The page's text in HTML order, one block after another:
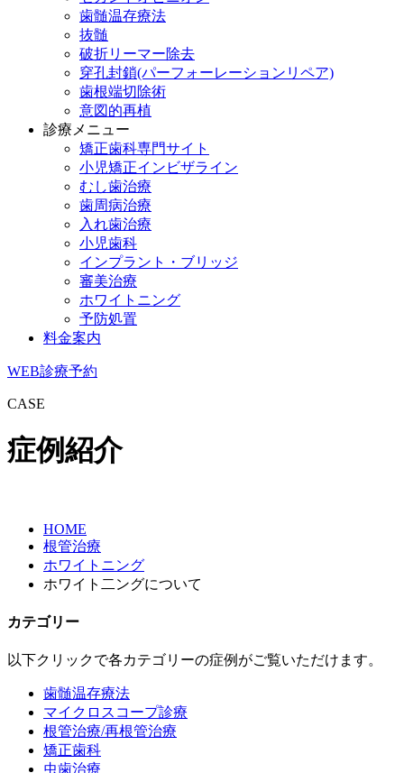
歯髄温存療法
抜髄
破折リーマー除去
穿孔封鎖(パーフォーレーションリペア)
歯根端切除術
意図的再植
診療メニュー
矯正歯科専門サイト
小児矯正インビザライン
むし歯治療
歯周病治療
入れ歯治療
小児歯科
インプラント・ブリッジ
審美治療
ホワイトニング
予防処置
料金案内
WEB診療予約
CASE
症例紹介
HOME
根管治療
ホワイトニング
ホワイト二ングについて
カテゴリー
以下クリックで各カテゴリーの症例がご覧いただけます。
歯髄温存療法
マイクロスコープ診療
根管治療/再根管治療
矯正歯科
虫歯治療